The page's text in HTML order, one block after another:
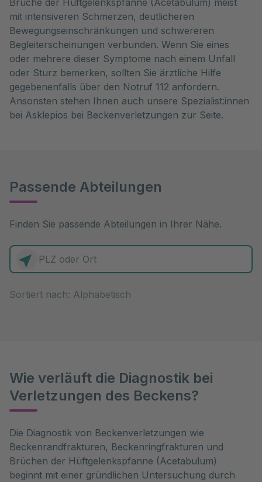
Brüche der Hüftgelenkspfanne (Acetabulum) meist
mit intensiveren Schmerzen, deutlicheren
Bewegungseinschränkungen und schwereren
Begleiterscheinungen verbunden. Wenn Sie eines
oder mehrere dieser Symptome nach einem Unfall
oder Sturz bemerken, sollten Sie ärztliche Hilfe
gegebenenfalls über den Notruf 112 anfordern.
Ansonsten stehen Ihnen auch unsere Spezialist:innen
bei Asklepios bei Beckenverletzungen zur Seite.
Passende Abteilungen
Finden Sie passende Abteilungen in Ihrer Nähe.
Wie verläuft die Diagnostik bei
Verletzungen des Beckens?
Die Diagnostik von Beckenverletzungen wie
Beckenrandfrakturen, Beckenringfrakturen und
Brüchen der Hüftgelenkspfanne (Acetabulum)
beginnt mit einer gründlichen Untersuchung durch